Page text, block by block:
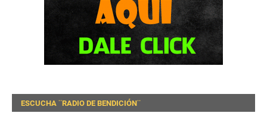
ESCUCHA ¨RADIO DE BENDICIÓN¨